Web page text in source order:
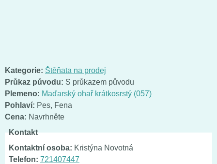
Kategorie: Štěňata na prodej
Průkaz původu: S průkazem původu
Plemeno: Maďarský ohař krátkosrstý (057)
Pohlaví: Pes, Fena
Cena: Navrhněte
Kontakt
Kontaktní osoba: Kristýna Novotná
Telefon: 721407447